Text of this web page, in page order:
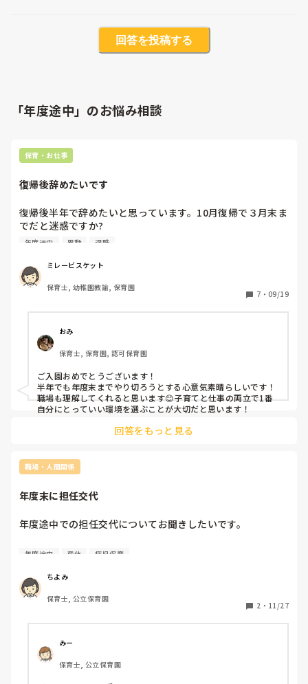
回答を投稿する
「年度途中」のお悩み相談
保育・お仕事
復帰後辞めたいです
復帰後半年で辞めたいと思っています。10月復帰で３月末ま
でだと迷惑ですか?
半年だし、短すぎず、長すぎずいいかなと思って
ました。いまの職場は距離もあるし、時短で復帰したら負担
がすごく大きいので早めに退職したいです。
年度途中でなければ迷惑かかりにくいかなと思うのですがど
人数が足りているようで、私が戻るタイミングで
1人のパートの先生が異動させられてしまうので
なんか申し訳なさも感じます。
年度途中 異動 退職
ミレービスケット
保育士, 幼稚園教諭, 保育園
7 ・ 09/19
おみ
保育士, 保育園, 認可保育園
ご入園おめでとうございます！
半年でも年度末までやり切ろうとする心意気素晴らしいです！
職場も理解してくれると思います😊子育てと仕事の両立で1番
自分にとっていい環境を選ぶことが大切だと思います！
回答をもっと見る
職場・人間関係
年度末に担任交代
年度途中での担任交代についてお聞きしたいです。
現在2歳児の担任をしています。産休の関係で、1月より4歳
年度途中 産休 病児保育
ちよみ
保育士, 公立保育園
2 ・ 11/27
みー
保育士, 公立保育園